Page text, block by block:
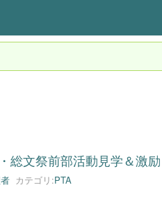
総文祭前部活動見学＆激
カテゴリ:PTA